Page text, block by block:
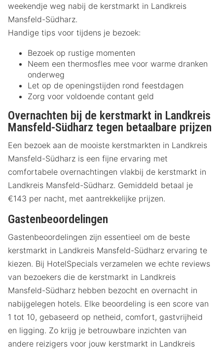
weekendje weg nabij de kerstmarkt in Landkreis
Mansfeld-Südharz.
Handige tips voor tijdens je bezoek:
Bezoek op rustige momenten
Neem een thermosfles mee voor warme dranken
onderweg
Let op de openingstijden rond feestdagen
Zorg voor voldoende contant geld
Overnachten bij de kerstmarkt in Landkreis
Mansfeld-Südharz tegen betaalbare prijzen
Een bezoek aan de mooiste kerstmarkten in Landkreis
Mansfeld-Südharz is een fijne ervaring met
comfortabele overnachtingen vlakbij de kerstmarkt in
Landkreis Mansfeld-Südharz. Gemiddeld betaal je
€143 per nacht, met aantrekkelijke prijzen.
Gastenbeoordelingen
Gastenbeoordelingen zijn essentieel om de beste
kerstmarkt in Landkreis Mansfeld-Südharz ervaring te
kiezen. Bij HotelSpecials verzamelen we echte reviews
van bezoekers die de kerstmarkt in Landkreis
Mansfeld-Südharz hebben bezocht en overnacht in
nabijgelegen hotels. Elke beoordeling is een score van
1 tot 10, gebaseerd op netheid, comfort, gastvrijheid
en ligging. Zo krijg je betrouwbare inzichten van
andere reizigers voor jouw kerstmarkt in Landkreis